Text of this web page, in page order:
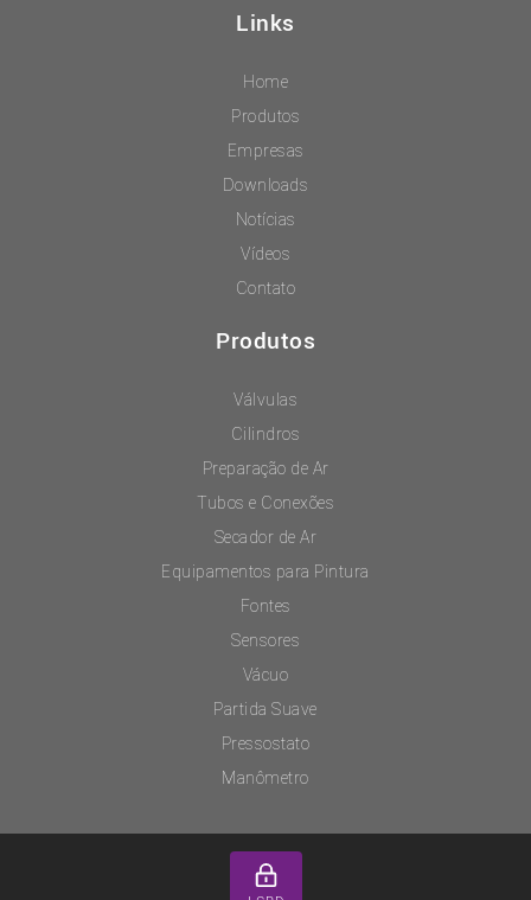
Links
Home
Produtos
Empresas
Downloads
Notícias
Vídeos
Contato
Produtos
Válvulas
Cilindros
Preparação de Ar
Tubos e Conexões
Secador de Ar
Equipamentos para Pintura
Fontes
Sensores
Vácuo
Partida Suave
Pressostato
Manômetro